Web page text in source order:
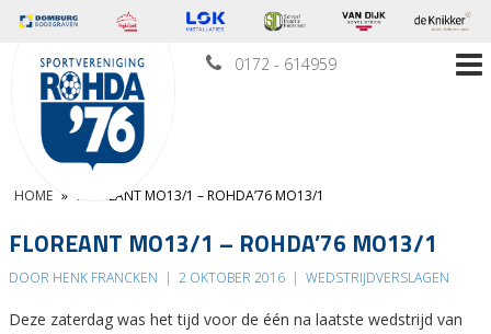
0172 - 614959
HOME » FLOREANT MO13/1 – ROHDA’76 MO13/1
FLOREANT MO13/1 – ROHDA’76 MO13/1
DOOR HENK FRANCKEN | 2 OKTOBER 2016 | WEDSTRIJDVERSLAGEN
Deze zaterdag was het tijd voor de één na laatste wedstrijd van